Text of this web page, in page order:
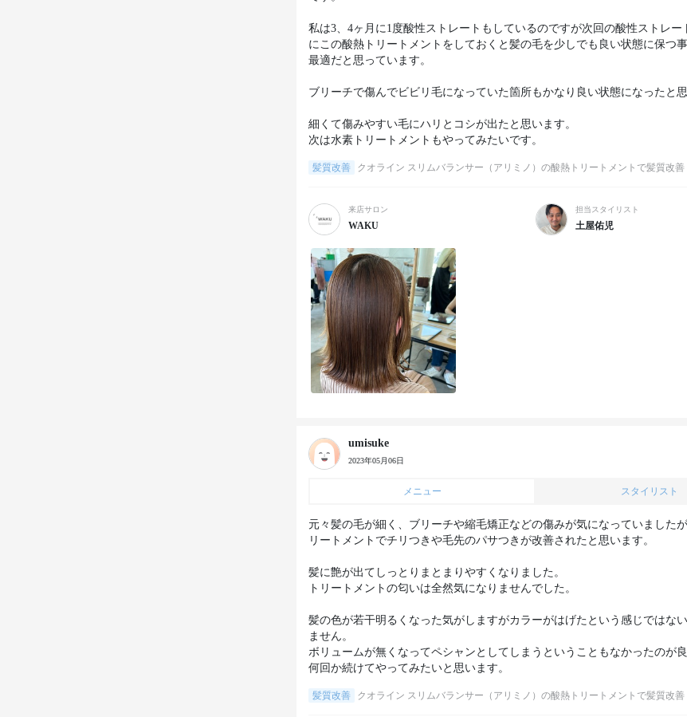
私は3、4ヶ月に1度酸性ストレートもしているのですが次回の酸性ストレー
にこの酸熱トリートメントをしておくと髪の毛を少しでも良い状態に保つ
最適だと思っています。
ブリーチで傷んでビビリ毛になっていた箇所もかなり良い状態になったと思
細くて傷みやすい毛にハリとコシが出たと思います。
次は水素トリートメントもやってみたいです。
髪質改善 クオライン スリムバランサー（アリミノ）の酸熱トリートメントで髪質改善
来店サロン
WAKU
担当スタイリスト
土屋佑児
umisuke
2023年05月06日
メニュー スタイリスト
元々髪の毛が細く、ブリーチや縮毛矯正などの傷みが気になっていました
リートメントでチリつきや毛先のパサつきが改善されたと思います。
髪に艶が出てしっとりまとまりやすくなりました。
トリートメントの匂いは全然気になりませんでした。
髪の色が若干明るくなった気がしますがカラーがはげたという感じではな
ません。
ボリュームが無くなってペシャンとしてしまうということもなかったのが
髪質改善 クオライン スリムバランサー（アリミノ）の酸熱トリートメントで髪質改善